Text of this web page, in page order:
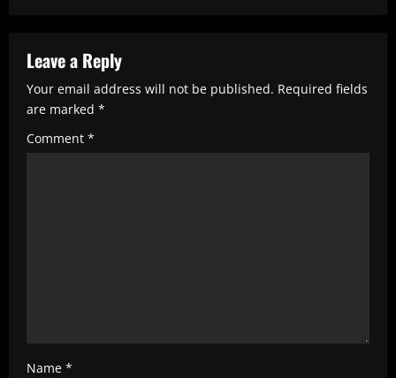
R
e
a
d
Leave a Reply
Your email address will not be published. Required fields
are marked *
Comment *
Name *